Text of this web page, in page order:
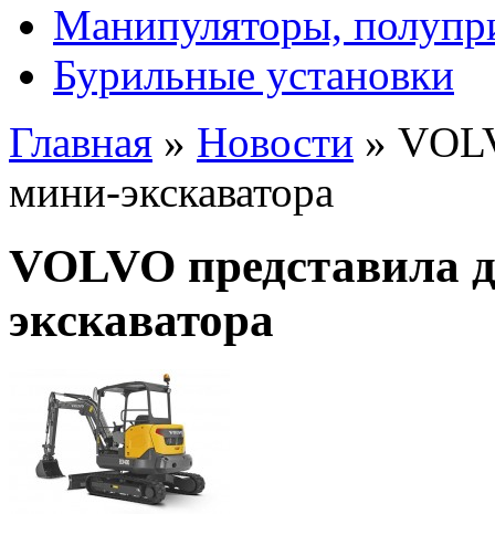
Манипуляторы,
Бурильные установки
Главная » Новости »
мини-экскаватора
VOLVO представила
экскаватора